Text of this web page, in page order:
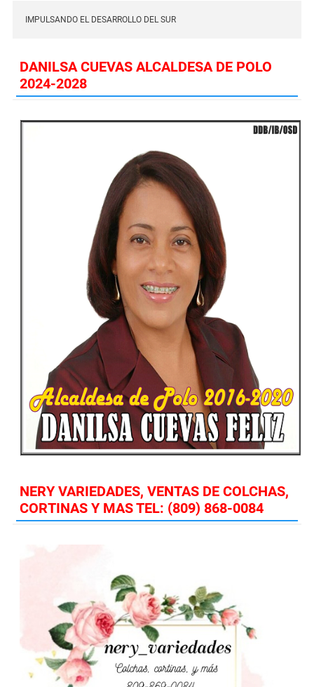
IMPULSANDO EL DESARROLLO DEL SUR
DANILSA CUEVAS ALCALDESA DE POLO
2024-2028
NERY VARIEDADES, VENTAS DE COLCHAS,
CORTINAS Y MAS TEL: (809) 868-0084